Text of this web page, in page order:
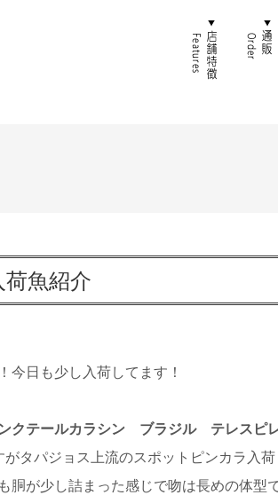
魚紹介
今日も少し入荷してます！
クテールカラシン ブラジル テレス
がタパジョス上流のスポットピンカラ入
胴が少し詰まった感じで吻は長めの体型